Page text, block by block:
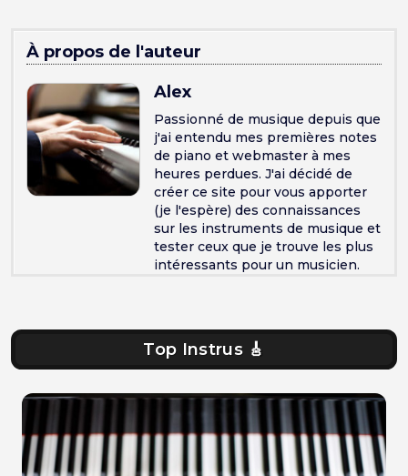
À propos de l'auteur
Alex
Passionné de musique depuis que
j'ai entendu mes premières notes
de piano et webmaster à mes
heures perdues. J'ai décidé de
créer ce site pour vous apporter
(je l'espère) des connaissances
sur les instruments de musique et
tester ceux que je trouve les plus
intéressants pour un musicien.
Top Instrus 🎸